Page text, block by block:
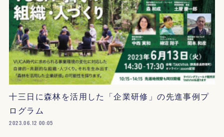
十三日に森林を活用した「企業研修」の先進事例プ
ログラム
2023.06.12 00:05